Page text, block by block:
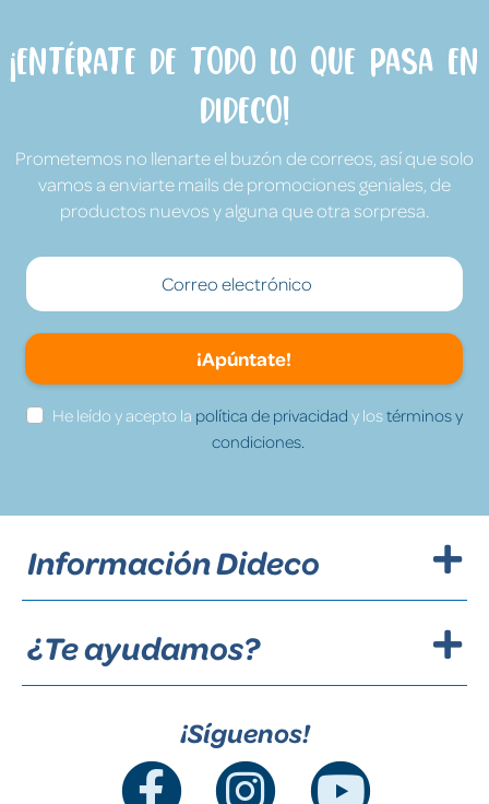
¡Entérate de todo lo que pasa en
Dideco!
Prometemos no llenarte el buzón de correos, así que solo
vamos a enviarte mails de promociones geniales, de
productos nuevos y alguna que otra sorpresa.
¡Apúntate!
He leído y acepto la política de privacidad y lostérminos y
condiciones.
Información Dideco
¿Te ayudamos?
¡Síguenos!